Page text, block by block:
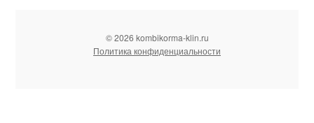
© 2026 kombikorma-klin.ru
Политика конфиденциальности